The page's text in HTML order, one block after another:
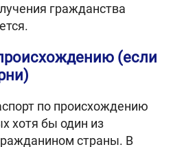
гражданства
(если
по происхождению
хотя бы один из
страны. В